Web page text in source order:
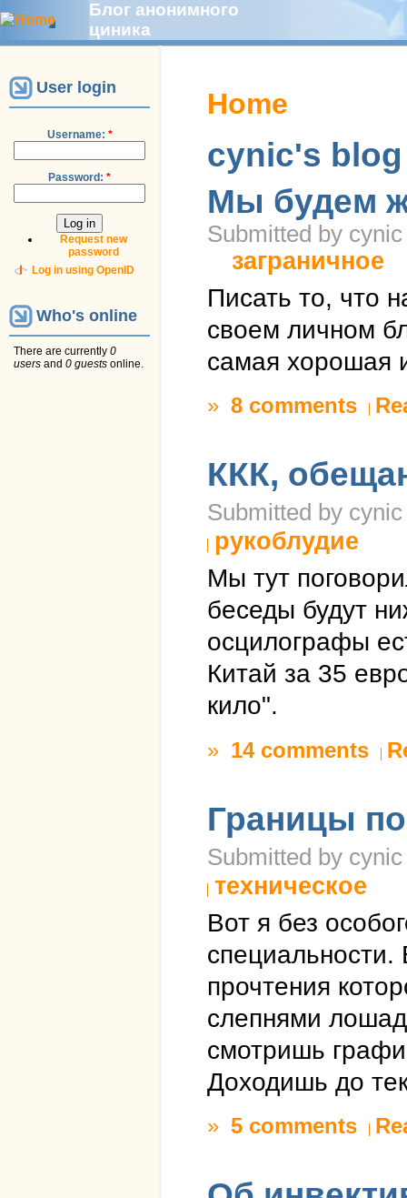
Блог анонимного
циника
User login
Username: *
Password: *
Request new
password
Log in using OpenID
Who's online
There are currently 0
users and 0 guests online.
Home
cynic's blog
Мы будем
Submitted by
заграничное
Писать то, что
своем личном
самая хорошая
» 8 comments
ККК,
Submitted by
рукоблудие
Мы тут
беседы будут
осцилографы
Китай за 35
кило".
» 14 comments
Границы
Submitted by
техническое
Вот я без
прочтения
слепнями
смотришь
Доходишь до
» 5 comments